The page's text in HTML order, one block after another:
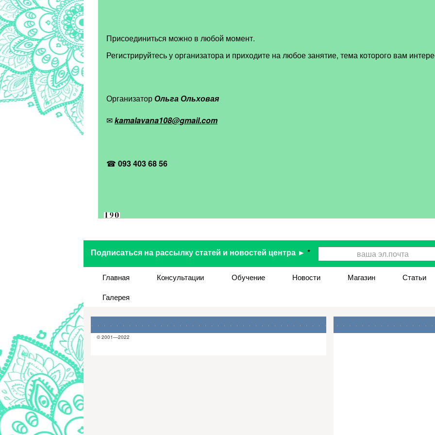
Присоединиться можно в любой момент.
Регистрируйтесь у организатора и приходите на любое занятие, тема которого вам
ОрганизаторОльга Ольховая
✉kamalavana108@gmail.com
☎ 093 403 68 56
Подписаться на рассылку статей и новостей центра ► *
Главная Консультации Обучение Новости Магазин
Статьи
Галерея
© 2001—2022